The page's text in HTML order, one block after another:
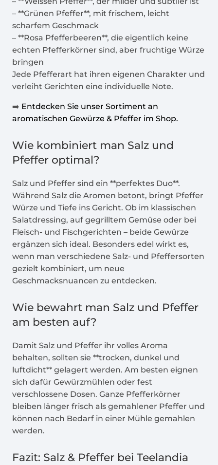
– **Grünen Pfeffer**, mit frischem, leicht
scharfem Geschmack
– **Rosa Pfefferbeeren**, die eigentlich keine
echten Pfefferkörner sind, aber fruchtige Würze
bringen
Jede Pfefferart hat ihren eigenen Charakter und
verleiht Gerichten eine individuelle Note.
➡️ Entdecken Sie unser Sortiment an
aromatischen Gewürze & Pfeffer im Shop.
Wie kombiniert man Salz und
Pfeffer optimal?
Salz und Pfeffer sind ein **perfektes Duo**.
Während Salz die Aromen betont, bringt Pfeffer
Würze und Tiefe ins Gericht. Ob im klassischen
Salatdressing, auf gegrilltem Gemüse oder bei
Fleisch- und Fischgerichten – beide Gewürze
ergänzen sich ideal. Besonders edel wirkt es,
wenn man verschiedene Salz- und Pfeffersorten
gezielt kombiniert, um neue
Geschmacksnuancen zu entdecken.
Wie bewahrt man Salz und Pfeffer
am besten auf?
Damit Salz und Pfeffer ihr volles Aroma
behalten, sollten sie **trocken, dunkel und
luftdicht** gelagert werden. Am besten eignen
sich dafür Gewürzmühlen oder fest
verschlossene Dosen. Ganze Pfefferkörner
bleiben länger frisch als gemahlener Pfeffer und
können nach Bedarf in einer Mühle gemahlen
werden.
Fazit: Salz & Pfeffer bei Teelandia